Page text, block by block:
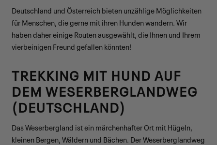
Deutschland und Österreich bieten unzählige Möglichkeiten
für Menschen, die gerne mit ihren Hunden wandern. Wir
haben daher einige Routen ausgewählt, die Ihnen und Ihrem
vierbeinigen Freund gefallen könnten!
TREKKING MIT HUND AUF
DEM WESERBERGLANDWEG
(DEUTSCHLAND)
Das Weserbergland ist ein märchenhafter Ort mit Hügeln,
kleinen Bergen, Wäldern und Bächen. Der Weserberglandweg